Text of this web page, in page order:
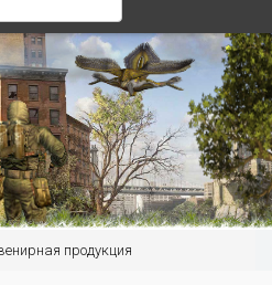
продукция